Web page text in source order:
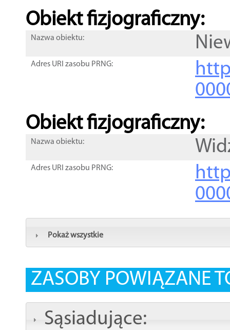
Obiekt fizjograficzny:
Nazwa obiektu:
Adres URI zasobu PRNG:
Obiekt fizjograficzny:
Nazwa obiektu:
Adres URI zasobu PRNG:
Pokaż wszystkie
ZASOBY POWIĄZANE
Sąsiadujące: